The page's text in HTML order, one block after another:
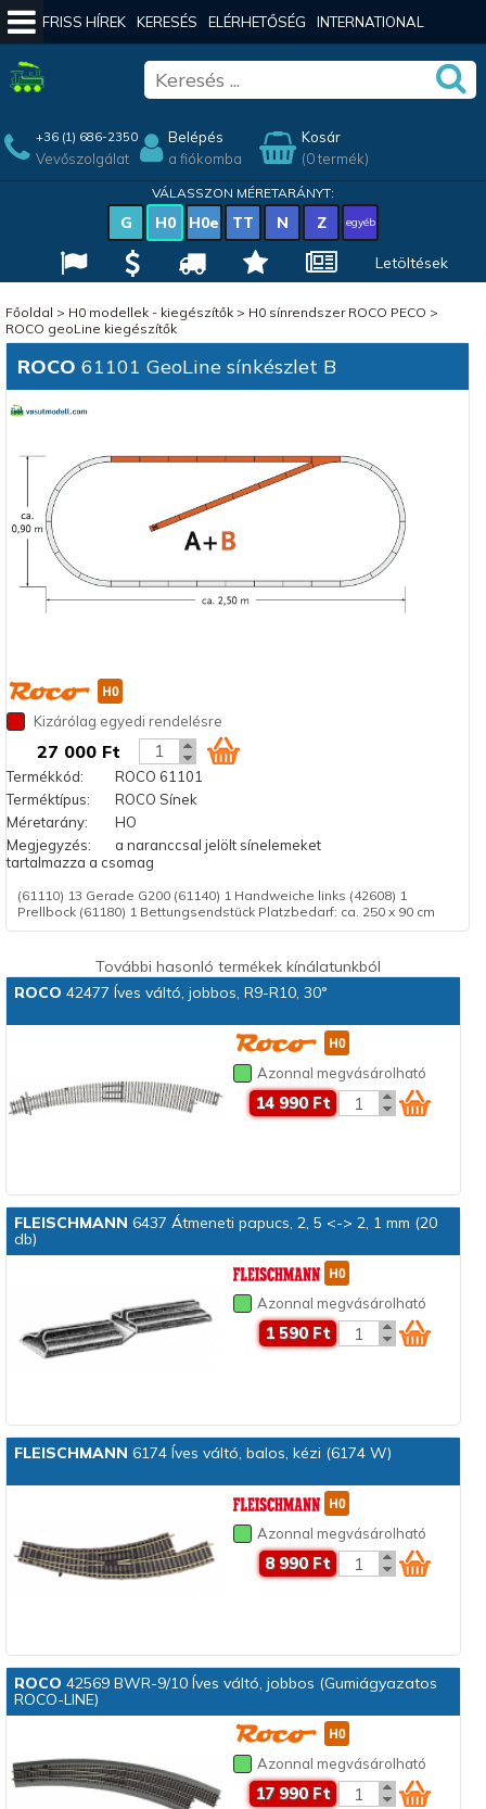
FRISS HÍREK KERESÉS ELÉRHETŐSÉG INTERNATIONAL
+36 (1) 686-2350
Vevőszolgálat
Belépés
a fiókomba
Kosár
(0 termék)
VÁLASSZON MÉRETARÁNYT:
G H0 H0e TT N Z egyéb
Letöltések
Főoldal > H0 modellek - kiegészítők> H0 sínrendszer ROCO PECO >
ROCO geoLine kiegészítők
ROCO 61101 GeoLine sínkészlet B
Kizárólag egyedi rendelésre
27 000 Ft
Termékkód:
ROCO 61101
Terméktípus:
ROCO Sínek
Méretarány:
HO
Megjegyzés:
a naranccsal jelölt sínelemeket
tartalmazza a csomag
(61110) 13 Gerade G200 (61140) 1 Handweiche links (42608) 1
Prellbock (61180) 1 Bettungsendstück Platzbedarf: ca. 250 x 90 cm
További hasonló termékek kínálatunkból
ROCO 42477 Íves váltó, jobbos, R9-R10, 30°
Azonnal megvásárolható
14 990 Ft
FLEISCHMANN 6437 Átmeneti papucs, 2, 5 <-> 2, 1 mm (20
db)
Azonnal megvásárolható
1 590 Ft
FLEISCHMANN 6174 Íves váltó, balos, kézi (6174 W)
Azonnal megvásárolható
8 990 Ft
ROCO 42569 BWR-9/10 Íves váltó, jobbos (Gumiágyazatos
ROCO-LINE)
Azonnal megvásárolható
17 990 Ft